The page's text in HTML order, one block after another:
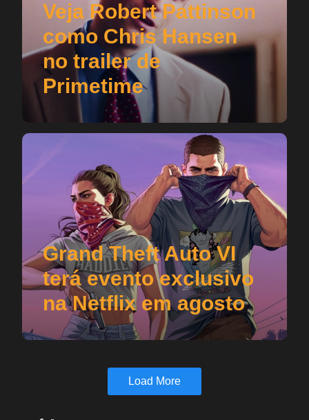
Veja Robert Pattinson
como Chris Hansen
no trailer de
Primetime
Grand Theft Auto VI
terá evento exclusivo
na Netflix em agosto
Load More